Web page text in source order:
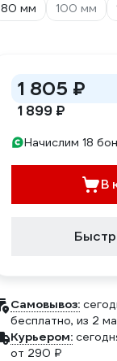
80 мм
100 мм
1 805 ₽
1 899 ₽
Начислим 18
В
Самовывоз:
бесплатно, из 2
Курьером:
от 290 ₽